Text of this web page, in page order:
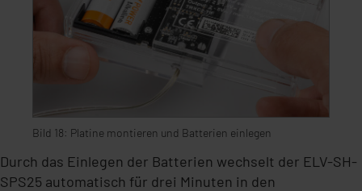
Bild 18: Platine montieren und Batterien einlegen
Durch das Einlegen der Batterien wechselt der ELV-SH-
SPS25 automatisch für drei Minuten in den